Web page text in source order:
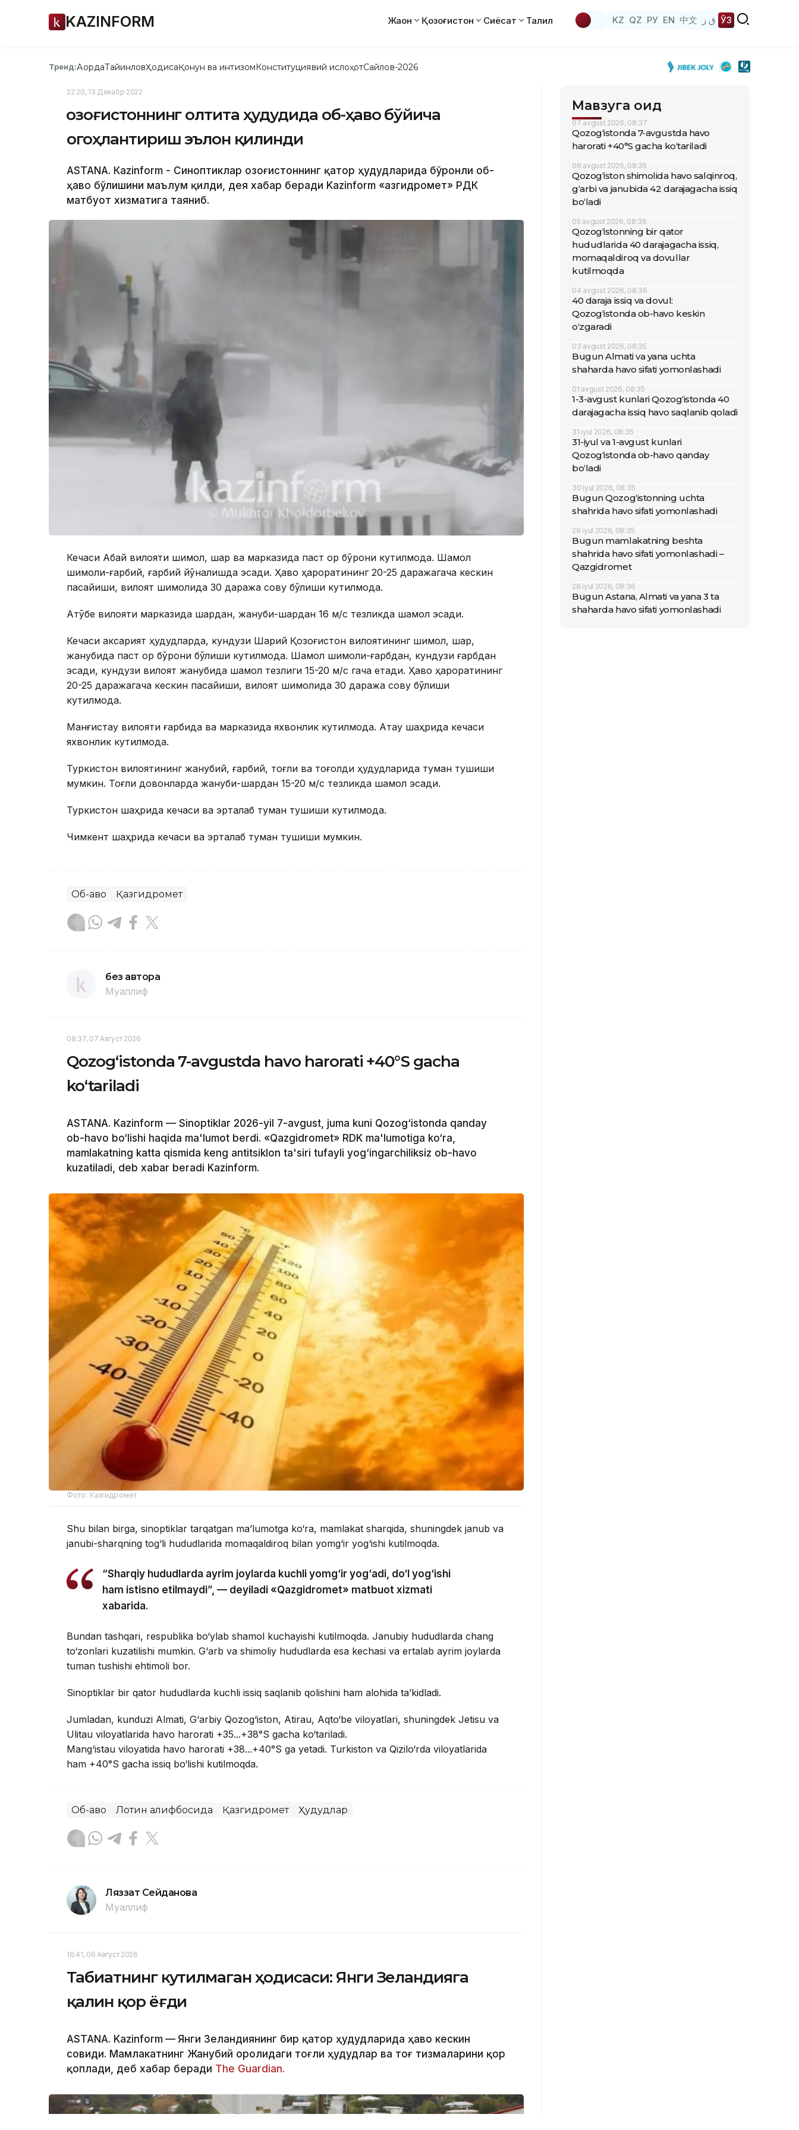
KAZINFORM Жаҳон Қозоғистон Сиёсат Таҳлил KZ QZ РУ EN 中文 ق ز ЎЗ
Тренд:АқордаТайинловҲодисаҚонун ва интизомКонституциявий ислоҳотСайлов-2026
22:20, 13 Декабр 2022
Қозоғистоннинг олтита ҳудудида об-ҳаво бўйича
огоҳлантириш эълон қилинди
ASTANA. Кazinform - Синоптиклар Қозоғистоннинг қатор ҳудудларида бўронли об-
ҳаво бўлишини маълум қилди, дея хабар беради Kazinform «Қазгидромет» РДК
матбуот хизматига таяниб.
Кечаси Абай вилояти шимол, шарқ ва марказида паст қор бўрони кутилмоқда. Шамол
шимоли-ғарбий, ғарбий йўналишда эсади. Ҳаво ҳароратининг 20-25 даражагача кескин
пасайиши, вилоят шимолида 30 даража совуқ бўлиши кутилмоқда.
Ақтўбе вилояти марказида шарқдан, жануби-шарқдан 16 м/с тезликда шамол эсади.
Кечаси аксарият ҳудудларда, кундузи Шарқий Қозоғистон вилоятининг шимол, шарқ,
жанубида паст қор бўрони бўлиши кутилмоқда. Шамол шимоли-ғарбдан, кундузи ғарбдан
эсади, кундузи вилоят жанубида шамол тезлиги 15-20 м/с гача етади. Ҳаво ҳароратининг
20-25 даражагача кескин пасайиши, вилоят шимолида 30 даража совуқ бўлиши
кутилмоқда.
Манғистау вилояти ғарбида ва марказида яхвонлик кутилмоқда. Ақтау шаҳрида кечаси
яхвонлик кутилмоқда.
Туркистон вилоятининг жанубий, ғарбий, тоғли ва тоғолди ҳудудларида туман тушиши
мумкин. Тоғли довонларда жануби-шарқдан 15-20 м/с тезликда шамол эсади.
Туркистон шаҳрида кечаси ва эрталаб туман тушиши кутилмоқда.
Чимкент шаҳрида кечаси ва эрталаб туман тушиши мумкин.
Об-ҳаво Қазгидромет
без автора
Муаллиф
08:37, 07 Август 2026
Qozog‘istonda 7-avgustda havo harorati +40°S gacha
ko‘tariladi
ASTANA. Kazinform — Sinoptiklar 2026-yil 7-avgust, juma kuni Qozog‘istonda qanday
ob-havo bo‘lishi haqida ma'lumot berdi. «Qazgidromet» RDK ma'lumotiga ko‘ra,
mamlakatning katta qismida keng antitsiklon ta'siri tufayli yog‘ingarchiliksiz ob-havo
kuzatiladi, deb xabar beradi Kazinform.
Фото: Казгидромет
Shu bilan birga, sinoptiklar tarqatgan ma’lumotga ko‘ra, mamlakat sharqida, shuningdek janub va
janubi-sharqning tog‘li hududlarida momaqaldiroq bilan yomg‘ir yog‘ishi kutilmoqda.
“Sharqiy hududlarda ayrim joylarda kuchli yomg‘ir yog‘adi, do‘l yog‘ishi
ham istisno etilmaydi”, — deyiladi «Qazgidromet» matbuot xizmati
xabarida.
Bundan tashqari, respublika bo‘ylab shamol kuchayishi kutilmoqda. Janubiy hududlarda chang
to‘zonlari kuzatilishi mumkin. G‘arb va shimoliy hududlarda esa kechasi va ertalab ayrim joylarda
tuman tushishi ehtimoli bor.
Sinoptiklar bir qator hududlarda kuchli issiq saqlanib qolishini ham alohida ta’kidladi.
Jumladan, kunduzi Almati, G‘arbiy Qozog‘iston, Atirau, Aqto‘be viloyatlari, shuningdek Jetisu va
Ulitau viloyatlarida havo harorati +35...+38°S gacha ko‘tariladi.
Mang‘istau viloyatida havo harorati +38...+40°S ga yetadi. Turkiston va Qizilo‘rda viloyatlarida
ham +40°S gacha issiq bo‘lishi kutilmoqda.
Об-ҳаво Лотин алифбосида Қазгидромет Ҳудудлар
Ляззат Сейданова
Муаллиф
16:41, 06 Август 2026
Табиатнинг кутилмаган ҳодисаси: Янги Зеландияга
қалин қор ёғди
ASTANA. Kazinform — Янги Зеландиянинг бир қатор ҳудудларида ҳаво кескин
совиди. Мамлакатнинг Жанубий оролидаги тоғли ҳудудлар ва тоғ тизмаларини қор
қоплади, деб хабар беради The Guardian.
Мавзуга оид
07 avgust 2026, 08:37
Qozog‘istonda 7-avgustda havo
harorati +40°S gacha ko‘tariladi
06 avgust 2026, 08:35
Qozog‘iston shimolida havo salqinroq,
g‘arbi va janubida 42 darajagacha issiq
bo‘ladi
05 avgust 2026, 08:36
Qozog‘istonning bir qator
hududlarida 40 darajagacha issiq,
momaqaldiroq va dovullar
kutilmoqda
04 avgust 2026, 08:36
40 daraja issiq va dovul:
Qozog‘istonda ob-havo keskin
o‘zgaradi
03 avgust 2026, 08:35
Bugun Almati va yana uchta
shaharda havo sifati yomonlashadi
01 avgust 2026, 08:35
1-3-avgust kunlari Qozog‘istonda 40
darajagacha issiq havo saqlanib qoladi
31 iyul 2026, 08:35
31-iyul va 1-avgust kunlari
Qozog‘istonda ob-havo qanday
bo‘ladi
30 iyul 2026, 08:35
Bugun Qozog‘istonning uchta
shahrida havo sifati yomonlashadi
29 iyul 2026, 08:35
Bugun mamlakatning beshta
shahrida havo sifati yomonlashadi –
Qazgidromet
28 iyul 2026, 08:36
Bugun Astana, Almati va yana 3 ta
shaharda havo sifati yomonlashadi